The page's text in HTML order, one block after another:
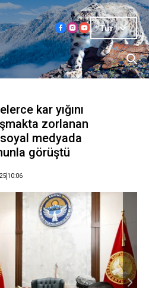
Tur
kar yığını
zorlanan
medyada
görüştü
10:06